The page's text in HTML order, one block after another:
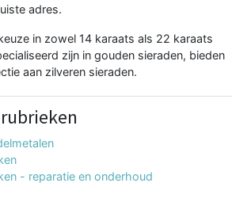
adres.
in zowel 14 karaats als 22 karaats
zijn in gouden sieraden, bieden
aan zilveren sieraden.
- reparatie en onderhoud